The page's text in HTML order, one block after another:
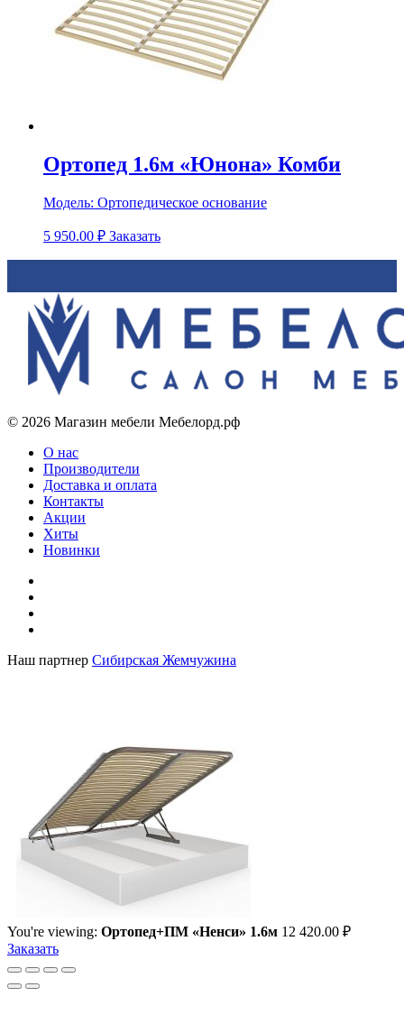
Ортопед 1.6м «Юнона» Комби
Модель: Ортопедическое основание
5 950.00 ₽ Заказать
© 2026 Магазин мебели Мебелорд.рф
О нас
Производители
Доставка и оплата
Контакты
Акции
Хиты
Новинки
Наш партнер Сибирская Жемчужина
You're viewing: Ортопед+ПМ «Ненси» 1.6м 12 420.00 ₽
Заказать